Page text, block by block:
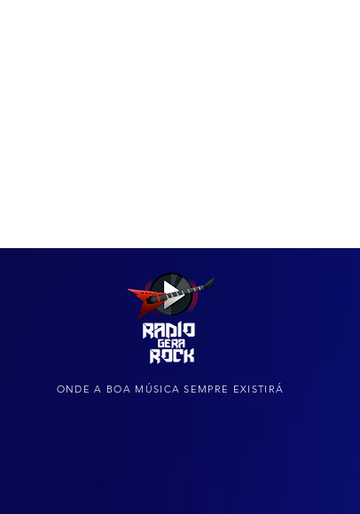
ONDE A BOA MÚSICA SEMPRE EXISTIRÁ